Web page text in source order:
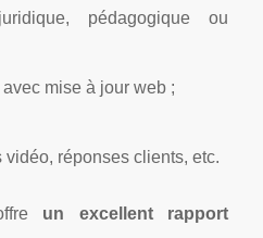
pédagogique ou
mise à jour web ;
réponses clients, etc.
un excellent rapport